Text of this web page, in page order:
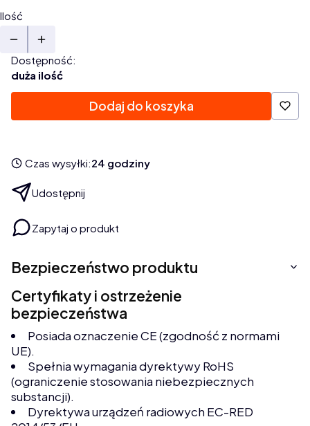
Ilość
Dostępność:
duża ilość
Dodaj do koszyka
Czas wysyłki:24 godziny
Udostępnij
Zapytaj o produkt
Bezpieczeństwo produktu
Certyfikaty i ostrzeżenie
bezpieczeństwa
Posiada oznaczenie CE (zgodność z normami
UE).
Spełnia wymagania dyrektywy RoHS
(ograniczenie stosowania niebezpiecznych
substancji).
Dyrektywa urządzeń radiowych EC-RED